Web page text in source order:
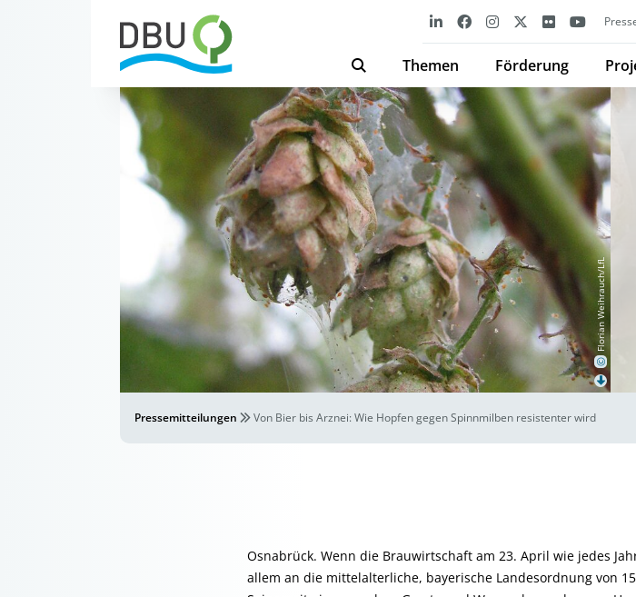
Themen Förderung
©
Florian Weihrauch/LfL
Pressemitteilungen Von Bier bis Arznei: Wie Hopfen gegen Spinnmilben resistenter wird
Osnabrück. Wenn die Brauwirtschaft am 23. April wie jedes
allem an die mittelalterliche, bayerische Landesordnung von